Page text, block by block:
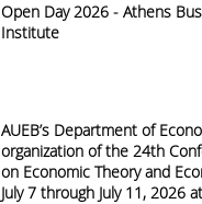
Open Day 2026 - Athens
Institute
AUEB’s Department of
organization of the 24th
on Economic Theory and
July 7 through July 11, 2026